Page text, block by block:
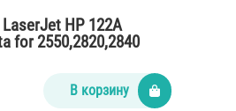
HP 122A
for 2550,2820,2840
В корзину